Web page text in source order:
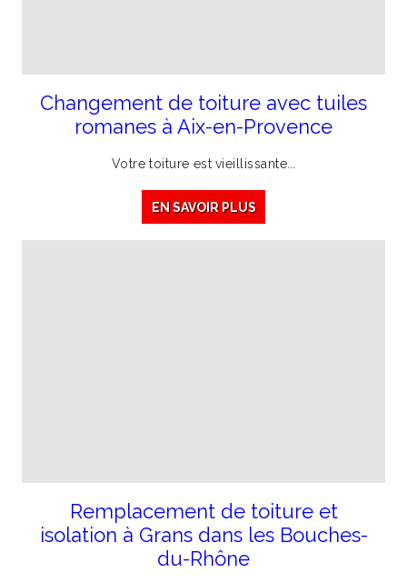
Changement de toiture avec tuiles
romanes à Aix-en-Provence
Votre toiture est vieillissante
EN SAVOIR PLUS
Remplacement de toiture et
isolation à Grans dans les Bouches-
du-Rhône